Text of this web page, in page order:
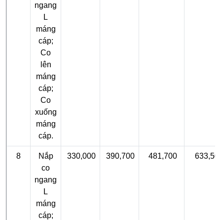
ngang
L
máng
cáp;
Co
lên
máng
cáp;
Co
xuống
máng
cáp.
8
Nắp
co
ngang
L
máng
cáp;
330,000 390,700 481,700